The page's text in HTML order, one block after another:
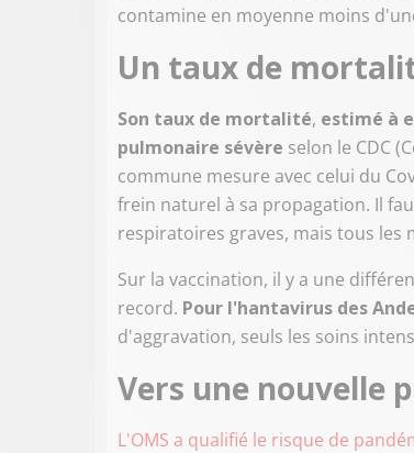
contamine en moyenne moins
Un taux de
Son taux de mortalité, estimé à
pulmonaire sévère selon le CDC
commune mesure avec celui du
frein naturel à sa propagation. Il
respiratoires graves, mais tous les
Sur la vaccination, il y a une
record. Pour l'hantavirus des
d'aggravation, seuls les soins
Vers une nouvelle
L'OMS a qualifié le risque de